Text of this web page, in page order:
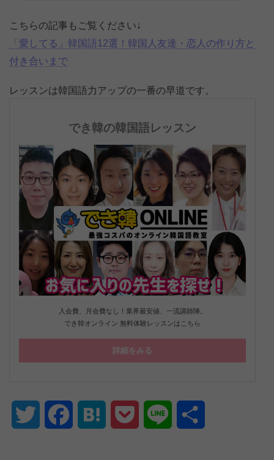
こちらの記事もご覧ください↓
「愛してる」韓国語12選！韓国人友達・恋人の作り方と
付き合いまで
レッスンは韓国語力アップの一番の早道です。
でき韓の韓国語レッスン
入会費、月会費なし！業界最安値、一流講師陣。
でき韓オンライン 無料体験レッスンはこちら
詳細をみる
Twitter FacebookHatena Pocket Line